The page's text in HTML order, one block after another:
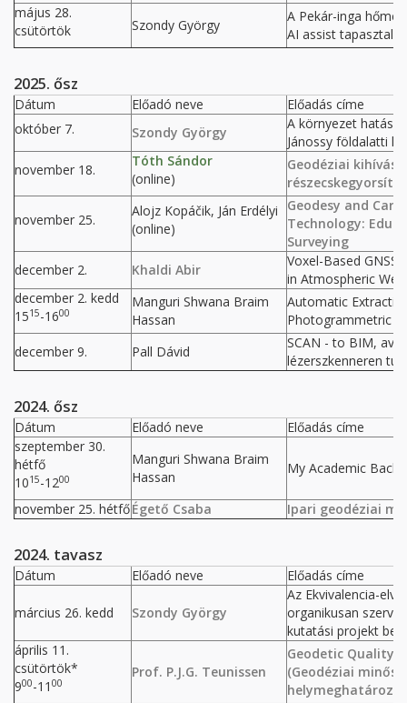
május 28.
csütörtök
Szondy György
A Pekár-inga
AI assist
2025. ősz
Dátum Előadó neve
Előadás címe
október 7.
Szondy György
A környezet hatása
Jánossy földalatti
november 18.
Tóth Sándor
(online)
Geodéziai
november 25.
Alojz Kopáčik, Ján Erdélyi
(online)
Geodesy and
Technology:
Surveying
december 2.
Khaldi Abir
Voxel-Based
in Atmospheric
december 2. kedd
1515-1600
Manguri Shwana Braim
Hassan
Automatic
Photogrammetric
december 9.
Pall Dávid
SCAN - to BIM,
lézerszkenneren túl
2024. ősz
Dátum Előadó neve
Előadás címe
szeptember 30.
hétfő
1015-1200
Manguri Shwana Braim
Hassan
My Academic
november 25. hétfőÉgető Csaba Ipari geodéziai
2024. tavasz
Dátum Előadó neve Előadás címe
március 26. kedd Szondy György
Az Ekvivalencia-elv
organikusan
kutatási projekt
április 11.
csütörtök*
900-11 00
Prof. P.J.G. Teunissen
Geodetic Quality
(Geodéziai